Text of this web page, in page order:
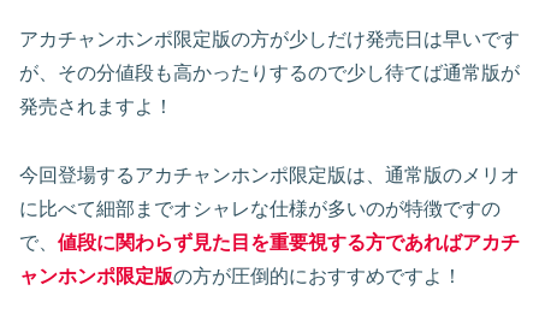
アカチャンホンポ限定版の方が少しだけ発売日は早いです
が、その分値段も高かったりするので少し待てば通常版が
発売されますよ！
今回登場するアカチャンホンポ限定版は、通常版のメリオ
に比べて細部までオシャレな仕様が多いのが特徴ですの
で、 値段に関わらず見た目を重要視する方であればアカチ
ャンホンポ限定版の方が圧倒的におすすめですよ！